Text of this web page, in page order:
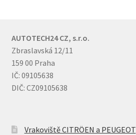
AUTOTECH24 CZ, s.r.o.
Zbraslavská 12/11
159 00 Praha
IČ: 09105638
DIČ: CZ09105638
Vrakoviště CITRÖEN a PEUGEOT